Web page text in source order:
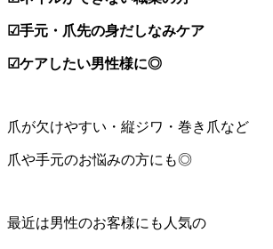
☑︎手元・爪先の身だしなみケア
☑︎ケアしたい男性様に◎
爪が欠けやすい・縦ジワ・巻き爪など
爪や手元のお悩みの方にも◎
最近は男性のお客様にも人気の